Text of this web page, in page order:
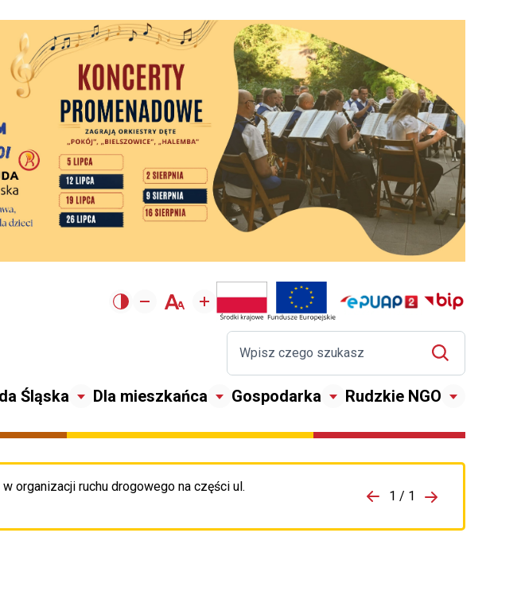
Śląska Dla mieszkańca Gospodarka Rudzkie NGO
organizacji ruchu drogowego na części ul.Przejdź do porzpedniego komunikatu 1 / 1
Przejdź do